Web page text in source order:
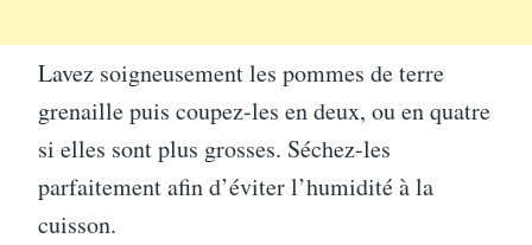
Lavez soigneusement les pommes de terre
grenaille puis coupez-les en deux, ou en quatre
si elles sont plus grosses. Séchez-les
parfaitement afin d’éviter l’humidité à la
cuisson.